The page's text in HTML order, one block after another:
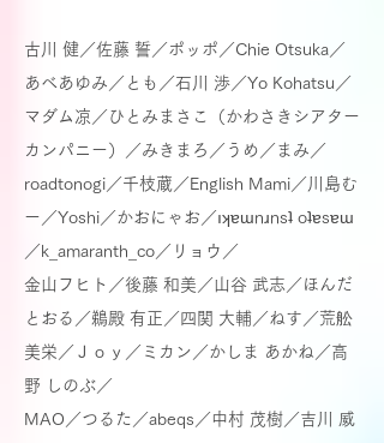
古川 健／佐藤 誓／ポッポ／Chie Otsuka／
あべあゆみ／とも／石川 渉／Yo Kohatsu／
マダム凉／ ひとみまさこ（かわさきシアター
カンパニー）／みきまろ／うめ／まみ／
roadtonogi／千枝蔵／English Mami／ 川島む
ー／Yoshi／かおにゃお／ıʞɐɯnɹnsʇ oʇɐsɐɯ
／k_amaranth_co／リョウ／
金山フヒト／後藤 和美／山谷 武志／ほんだ
とおる／鵜殿 有正／四関 大輔／ねす／荒舩
美栄／Ｊｏｙ／ミカン／かしま あかね／高
野 しのぶ／
MAO／つるた／abeqs／中村 茂樹／吉川 威